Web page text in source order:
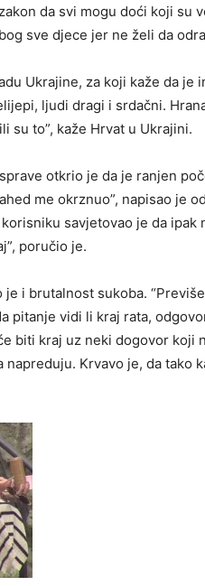
da svi mogu doći koji su
sve djece jer ne želi da
Ukrajine, za koji kaže da je
ljudi dragi i srdačni.
su to”, kaže Hrvat u Ukrajini.
otkrio je da je ranjen
me okrznuo”, napisao je
savjetovao je da ipak
poručio je.
i brutalnost sukoba.
pitanje vidi li kraj rata,
biti kraj uz neki dogovor koji
Krvavo je, da tako